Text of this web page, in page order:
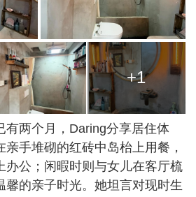
+1
有两个月，Daring分享居住体
手堆砌的红砖中岛枱上用餐，
办公；闲暇时则与女儿在客厅梳
馨的亲子时光。她坦言对现时生